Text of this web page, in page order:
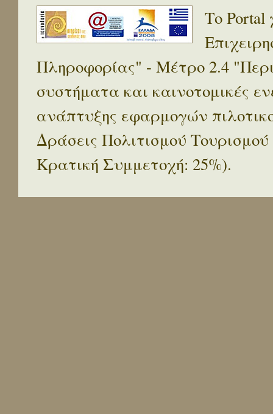
Το Portal
Πληροφορίας" - Μέτρο 2.4
συστήματα και καινοτομικές
ανάπτυξης εφαρμογών
Δράσεις Πολιτισμού
Κρατική Συμμετοχή: 25%).